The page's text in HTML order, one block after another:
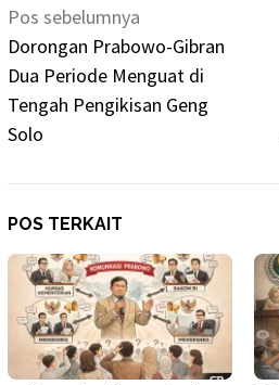
Navigasi
pos
Pos sebelumnya
Dorongan Prabowo-Gibran
Dua Periode Menguat di
Tengah Pengikisan Geng
Solo
POS TERKAIT